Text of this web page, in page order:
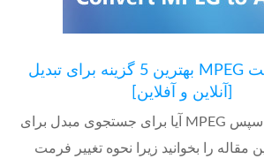
بهترین 5 گزینه برای تبدیل MPEG به فرمت AVI
آیا برای جستجوی مبدل برای MPEG مشکل دارید؟ سپس
مقاله را بخوانید زیرا نحوه تغییر فرمت